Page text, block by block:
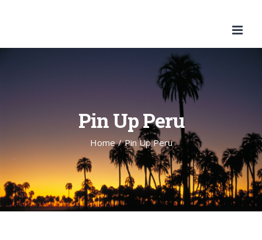
content
Pin Up Peru
Home / Pin Up Peru